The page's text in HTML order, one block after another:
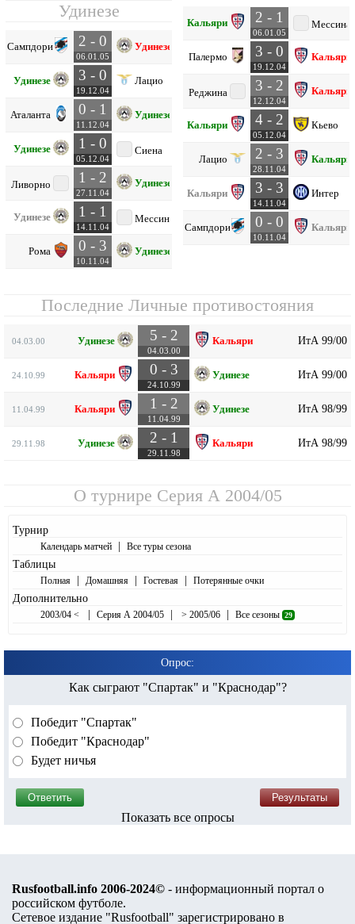
Удинезе
Сампдория 2 - 0
06.01.05
Удинезе
Удинезе 3 - 0
19.12.04
Лацио
Аталанта 0 - 1
11.12.04
Удинезе
Удинезе 1 - 0
05.12.04
Сиена
Ливорно 1 - 2
27.11.04
Удинезе
Удинезе 1 - 1
14.11.04
Мессина
Рома 0 - 3
10.11.04
Удинезе
Кальяри 2 - 1
06.01.05
Мессина
Палермо 3 - 0
19.12.04
Кальяри
Реджина 3 - 2
12.12.04
Кальяри
Кальяри 4 - 2
05.12.04
Кьево
Лацио 2 - 3
28.11.04
Кальяри
Кальяри 3 - 3
14.11.04
Интер
Сампдория 0 - 0
10.11.04
Кальяри
Последние Личные противостояния
04.03.00 Удинезе 5 - 2
04.03.00
Кальяри ИтА 99/00
24.10.99 Кальяри 0 - 3
24.10.99
Удинезе ИтА 99/00
11.04.99 Кальяри 1 - 2
11.04.99
Удинезе ИтА 98/99
29.11.98 Удинезе 2 - 1
29.11.98
Кальяри ИтА 98/99
О турнире Серия А 2004/05
Турнир
Календарь матчей | Все туры сезона
Таблицы
Полная | Домашняя | Гостевая | Потерянные очки
Дополнительно
2003/04 < | Серия А 2004/05 | > 2005/06 | Все сезоны 29
Опрос:
Как сыграют "Спартак" и "Краснодар"?
Победит "Спартак"
Победит "Краснодар"
Будет ничья
Показать все опросы
Rusfootball.info 2006-2024© - информационный портал о
российском футболе.
Сетевое издание "Rusfootball" зарегистрировано в